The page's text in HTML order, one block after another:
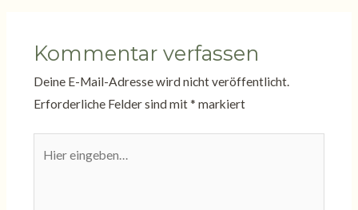
Kommentar verfassen
Deine E-Mail-Adresse wird nicht veröffentlicht.
Erforderliche Felder sind mit * markiert
eingeben…